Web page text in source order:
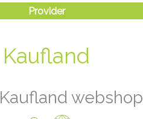
Kaufland
Kaufland webshop